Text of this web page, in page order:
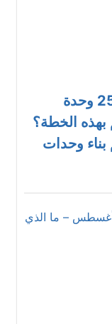
20 مليون يورو من KOAG لـ 250 وحدة
بهذه الخطة؟
بناء وحدات